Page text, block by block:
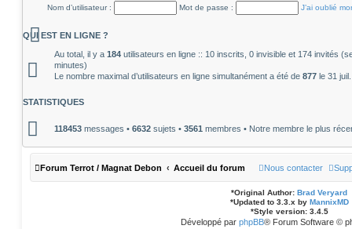
Nom d’utilisateur : Mot de passe : J’ai oublié
QUI EST EN LIGNE ?
Au total, il y a 184 utilisateurs en ligne :: 10 inscrits, 0 invisible et 174 invités
minutes)
Le nombre maximal d’utilisateurs en ligne simultanément a été de 877 le 31
STATISTIQUES
118453 messages • 6632 sujets • 3561 membres • Notre membre le plus
Forum Terrot / Magnat Debon Accueil du forum Nous contacter
*Original Author: Brad Veryard
*Updated to 3.3.x by MannixMD
*Style version: 3.4.5
Développé par phpBB® Forum Software ©